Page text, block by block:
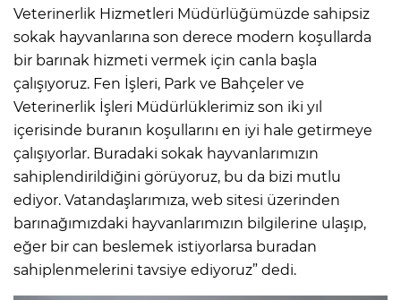
Veterinerlik Hizmetleri Müdürlüğümüzde sahipsiz
sokak hayvanlarına son derece modern koşullarda
bir barınak hizmeti vermek için canla başla
çalışıyoruz. Fen İşleri, Park ve Bahçeler ve
Veterinerlik İşleri Müdürlüklerimiz son iki yıl
içerisinde buranın koşullarını en iyi hale getirmeye
çalışıyorlar. Buradaki sokak hayvanlarımızın
sahiplendirildiğini görüyoruz, bu da bizi mutlu
ediyor. Vatandaşlarımıza, web sitesi üzerinden
barınağımızdaki hayvanlarımızın bilgilerine ulaşıp,
eğer bir can beslemek istiyorlarsa buradan
sahiplenmelerini tavsiye ediyoruz” dedi.